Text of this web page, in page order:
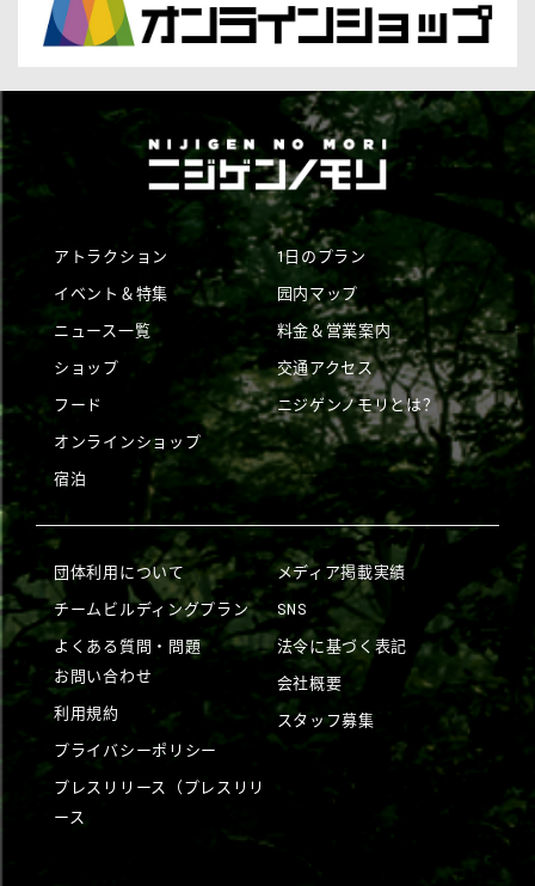
アトラクション
イベント＆特集
ニュース一覧
ショップ
フード
オンラインショップ
宿泊
1日のプラン
园内マップ
料金＆営業案内
交通アクセス
ニジゲンノモリとは？
団体利用について
チームビルディングプラン
よくある質問・問題
お問い合わせ
利用規約
プライバシーポリシー
プレスリリース（プレスリリ
ース
メディア掲載実績
SNS
法令に基づく表記
会社概要
スタッフ募集